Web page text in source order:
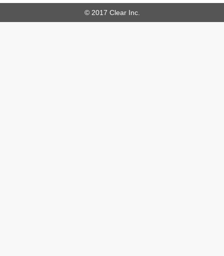
© 2017 Clear Inc.